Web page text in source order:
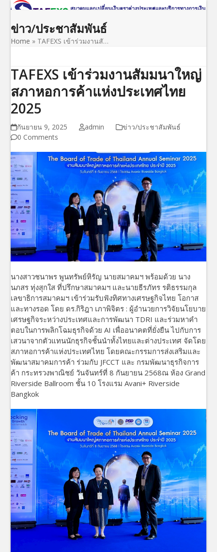
Skip
content
Open
mobile
menu
Close
mobile
menu
ข่าว/ประชาสัมพันธ์
Home » TAFEXS เข้าร่วมงานสั…
TAFEXS เข้าร่วมงานสัมมนาใหญ่
สภาหอการค้าแห่งประเทศไทย
2025
กันยายน 9, 2025 admin
ข่าว/ประชาสัมพันธ์
0 Comments
นางสาวชนาพร พูนทรัพย์หิรัญ นายสมาคมฯ พร้อมด้วย นาง
นภสร ทุ่งสุกใส ที่ปรึกษาสมาคมฯ และนายธีรภัทร รติธรรมกุล
เลขาธิการสมาคมฯ เข้าร่วมรับฟังทิศทางเศรษฐกิจไทย โอกาส
และทางรอด โดย ดร.กิริฎา เภาพิจิตร : ผู้อำนวยการวิจัยนโยบาย
เศรษฐกิจระหว่างประเทศและการพัฒนา TDRI และร่วมหาคำ
ตอบในการพลิกโฉมธุรกิจด้วย AI เพื่ออนาคตที่ยั่งยืน ไปกับการ
เสวนาจากตัวแทนนักธุรกิจชั้นนำทั้งไทยและต่างประเทศ จัดโดย
สภาหอการค้าแห่งประเทศไทย โดยคณะกรรมการส่งเสริมและ
พัฒนาสมาคมการค้า ร่วมกับ JFCCT และ กรมพัฒนาธุรกิจการ
ค้า กระทรวงพาณิชย์ วันจันทร์ที่ 8 กันยายน 2568ณ ห้อง Grand
Riverside Ballroom ชั้น 10 โรงแรม Avani+ Riverside
Bangkok